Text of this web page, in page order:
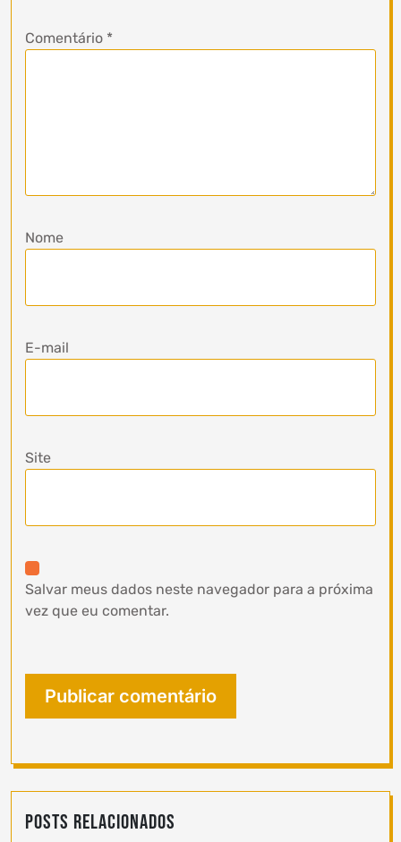
Comentário *
Nome
E-mail
Site
Salvar meus dados neste navegador para a próxima
vez que eu comentar.
Posts Relacionados